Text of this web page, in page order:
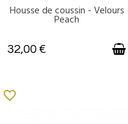
DISPONIBLE
Housse de coussin - Velours
Peach
32,00 €
favorite_border